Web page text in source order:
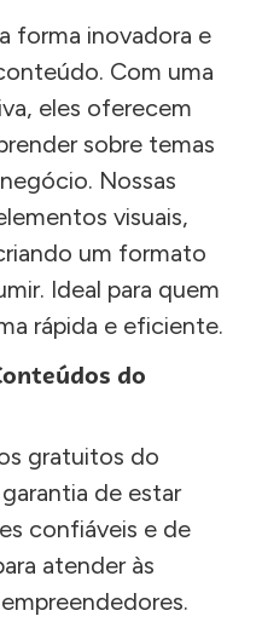
forma inovadora e
Com uma
eles oferecem
sobre temas
Nossas
visuais,
um formato
Ideal para quem
rápida e eficiente.
do
gratuitos do
de estar
confiáveis e de
atender às